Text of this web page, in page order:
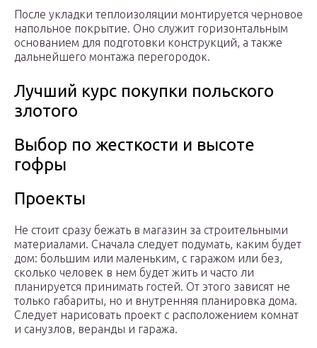
После укладки теплоизоляции монтируется черновое
напольное покрытие. Оно служит горизонтальным
основанием для подготовки конструкций, а также
дальнейшего монтажа перегородок.
Лучший курс покупки польского
злотого
Выбор по жесткости и высоте
гофры
Проекты
Не стоит сразу бежать в магазин за строительными
материалами. Сначала следует подумать, каким будет
дом: большим или маленьким, с гаражом или без,
сколько человек в нем будет жить и часто ли
планируется принимать гостей. От этого зависят не
только габариты, но и внутренняя планировка дома.
Следует нарисовать проект с расположением комнат
и санузлов, веранды и гаража.